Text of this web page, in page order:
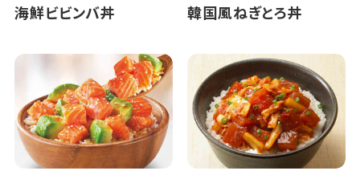
海鮮ビビンバ丼 韓国風ねぎとろ丼